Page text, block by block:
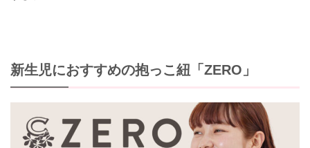
新生児におすすめの抱っこ紐「ZERO」